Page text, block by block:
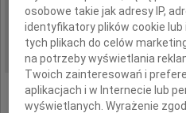
REGION: Szczecin
DATA EMISJI: 15.09.2014
osobowe takie jak adresy IP,
identyfikatory plików cookie
tych plikach do celów
na potrzeby wyświetlania
Twoich zainteresowań i
aplikacjach i w Internecie lub
wyświetlanych. Wyrażenie